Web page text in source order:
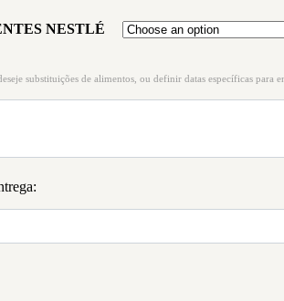
NESTLÉ
substituições de alimentos, ou definir datas específicas para